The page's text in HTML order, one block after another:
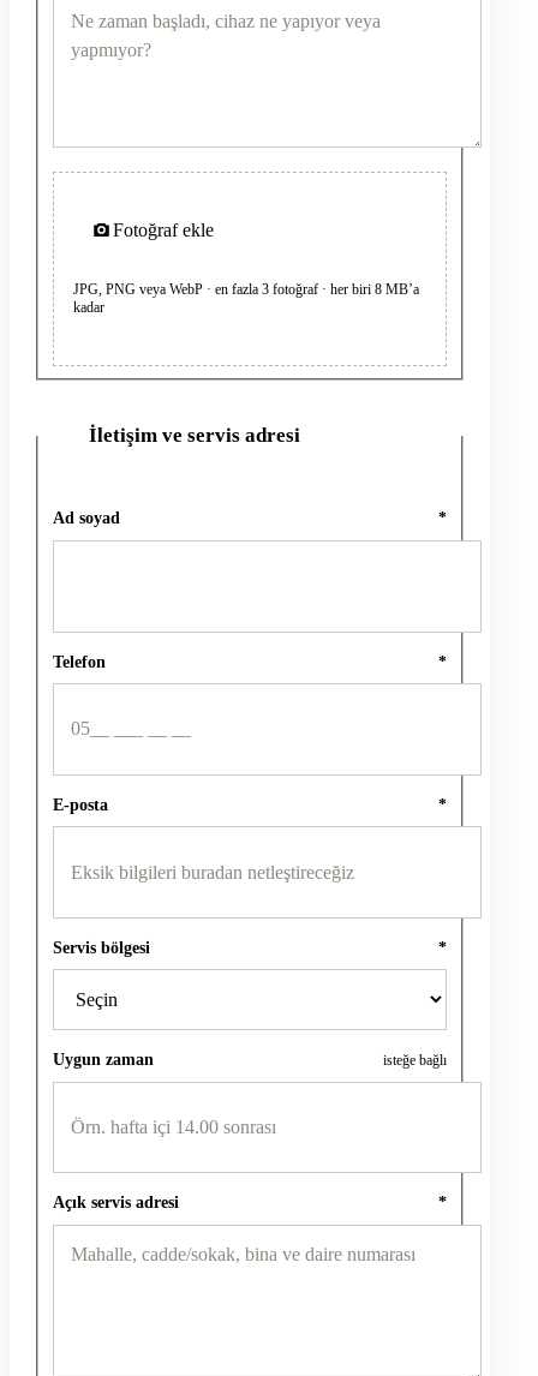
Fotoğraf ekle
JPG, PNG veya WebP · en fazla 3 fotoğraf · her biri 8 MB’a
kadar
İletişim ve servis adresi
Ad soyad *
Telefon *
E-posta *
Servis bölgesi *
Uygun zaman isteğe bağlı
Açık servis adresi *